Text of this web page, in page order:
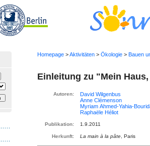
Homepage >Aktivitäten > Ökologie > Bauen
Einleitung zu "Mein
Autoren:
Publikation: 1.9.2011
Herkunft: La main à la pâte , Paris
einschränken